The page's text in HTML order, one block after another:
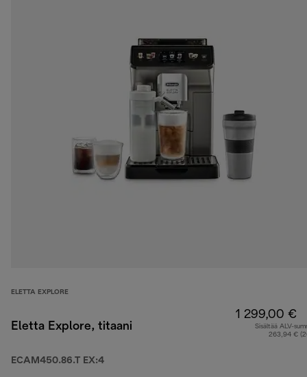
ELETTA EXPLORE
Eletta Explore, titaani
ECAM450.86.T EX:4
1 299,00 €
Sisältää ALV-
263,94 €